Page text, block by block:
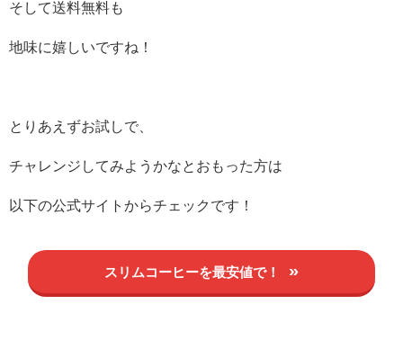
そして送料無料も
地味に嬉しいですね！
とりあえずお試しで、
チャレンジしてみようかなとおもった方は
以下の公式サイトからチェックです！
スリムコーヒーを最安値で！